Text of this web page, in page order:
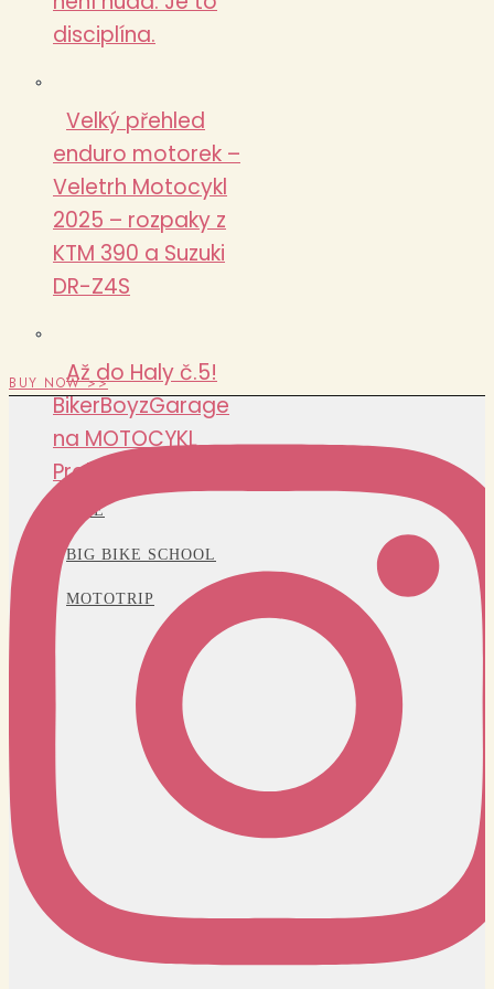
disciplína.
Velký přehled
enduro motorek –
Veletrh Motocykl
2025 – rozpaky z
KTM 390 a Suzuki
DR-Z4S
Až do Haly č.5!
BikerBoyzGarage
na MOTOCYKL
Praha 2025
LIFE
BIG BIKE SCHOOL
MOTOTRIP
BUY NOW >>